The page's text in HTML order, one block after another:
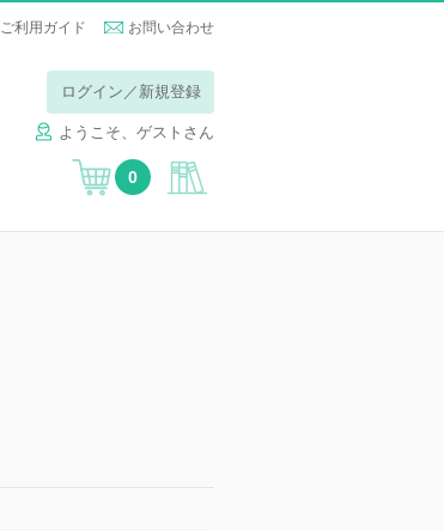
ご利用ガイド お問い合わせ
ログイン／新規登録
ようこそ、ゲストさん
0